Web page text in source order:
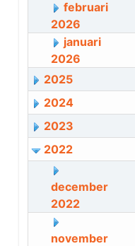
februari
2026
januari
2026
2025
2024
2023
2022
december
2022
november